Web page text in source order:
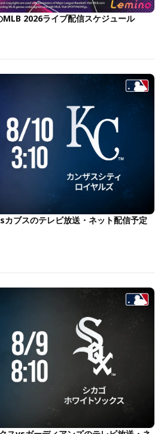
2026ライブ配信スケジュール
カブスのテレビ放送・ネット配信予定